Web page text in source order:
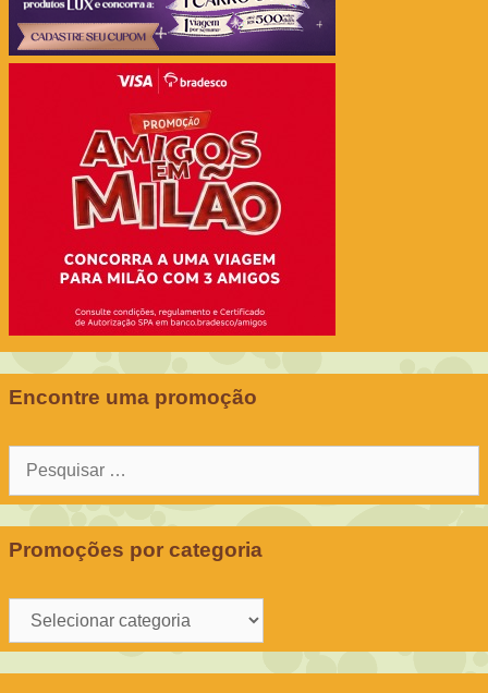
Encontre uma promoção
Pesquisar
Promoções por categoria
Promoções
por